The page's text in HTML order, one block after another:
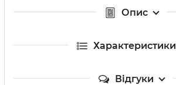
Опис
Характеристики
Відгуки